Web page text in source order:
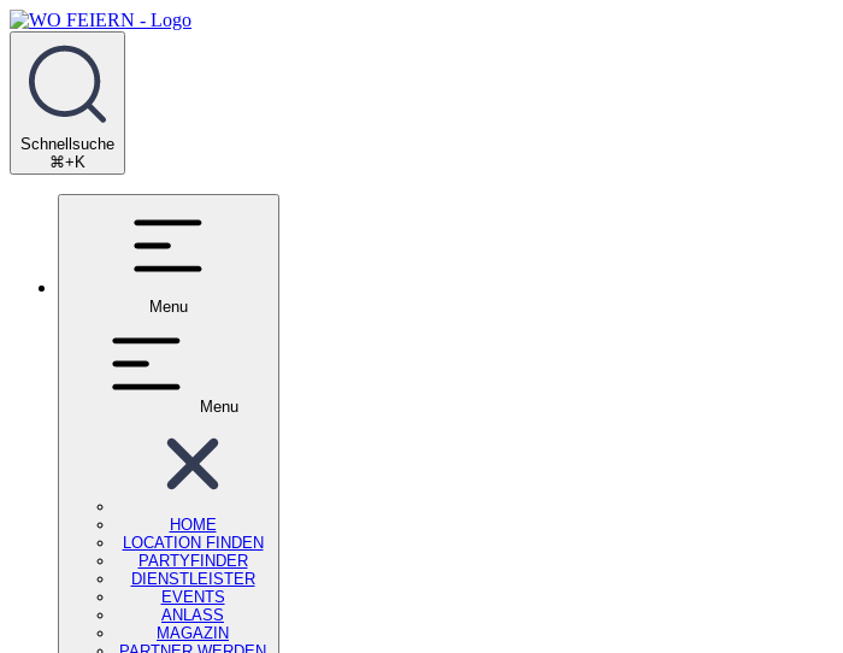
Schnellsuche
⌘+K
Menu
Menu
HOME
LOCATION FINDEN
PARTYFINDER
DIENSTLEISTER
EVENTS
ANLASS
MAGAZIN